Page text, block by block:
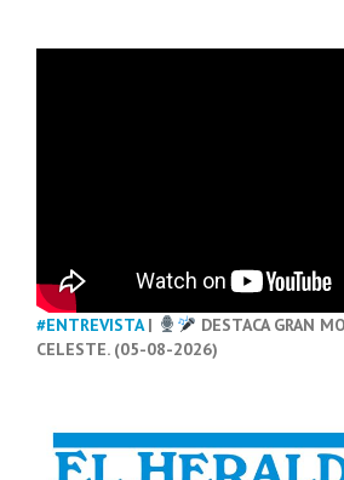
#ENTREVISTA|
DESTACA GRAN
CELESTE. (05-08-2026)